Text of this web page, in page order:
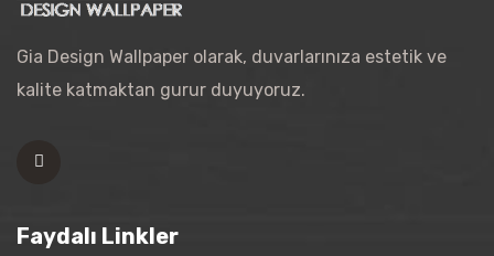
Gia Design Wallpaper olarak, duvarlarınıza estetik ve
kalite katmaktan gurur duyuyoruz.
Faydalı Linkler